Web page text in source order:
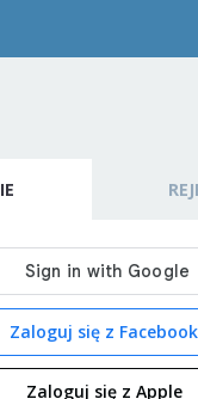
Zaloguj się z Facebook
Zaloguj się z Apple